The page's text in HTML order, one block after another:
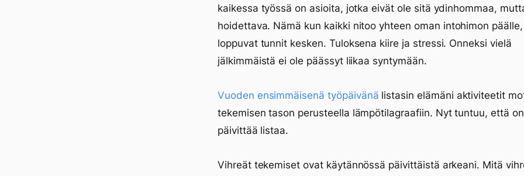
kaikessa työssä on asioita, jotka eivät ole sitä ydinhommaa,
hoidettava. Nämä kun kaikki nitoo yhteen oman intohimon
loppuvat tunnit kesken. Tuloksena kiire ja stressi. Onneksi vielä
jälkimmäistä ei ole päässyt liikaa syntymään.
Vuoden ensimmäisenä työpäivänä listasin elämäni aktiviteetit
tekemisen tason perusteella lämpötilagraafiin. Nyt tuntuu, että
päivittää listaa.
Vihreät tekemiset ovat käytännössä päivittäistä arkeani. Mitä